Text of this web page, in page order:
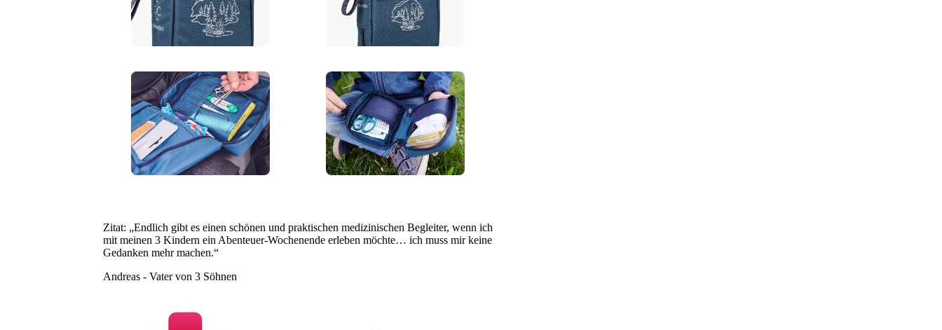
Zitat: „Endlich gibt es einen schönen und praktischen medizinischen Begleiter, wenn ich
mit meinen 3 Kindern ein Abenteuer-Wochenende erleben möchte… ich muss mir keine
Gedanken mehr machen.“
Andreas - Vater von 3 Söhnen